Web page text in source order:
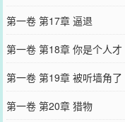
第一卷 第17章 逼退
第一卷 第18章 你是个人才
第一卷 第19章 被听墙角了
第一卷 第20章 猎物